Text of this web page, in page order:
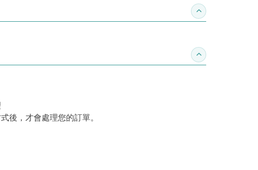
收合推薦專區
收合訂購須知
後，才會處理您的訂單。